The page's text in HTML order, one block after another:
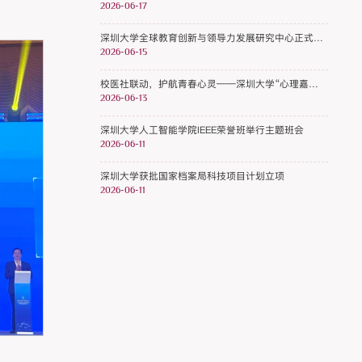
2026-06-17
深圳大学全球教育创新与领导力发展研究中心正式揭牌
2026-06-15
校医社联动，护航青春心灵——深圳大学“心理嘉年华”赋能高校心理健康教育
2026-06-13
深圳大学人工智能学院IEEE荣誉班举行主题班会
2026-06-11
深圳大学获批国家档案局科技项目计划立项
2026-06-11